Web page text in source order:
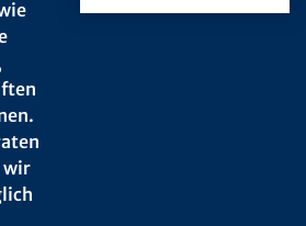
wir